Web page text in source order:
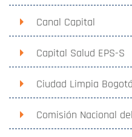
Canal Capital
Capital Salud EPS-S
Ciudad Limpia
Comisión Nacional